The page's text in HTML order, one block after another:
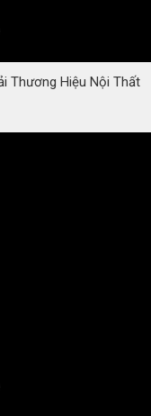
Thương Hiệu Nội Thất